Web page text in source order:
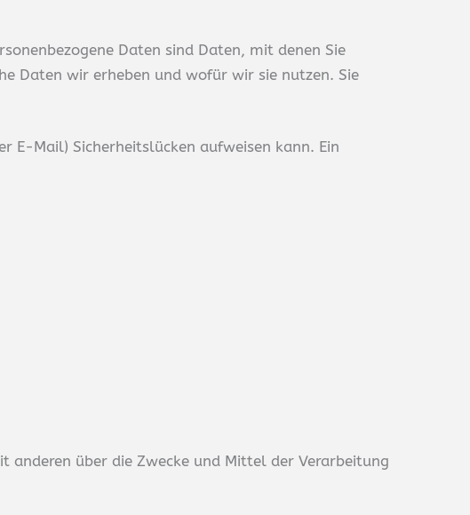
Daten sind Daten, mit denen Sie
Daten wir erheben und wofür wir sie nutzen. Sie
E-Mail) Sicherheitslücken aufweisen kann. Ein
über die Zwecke und Mittel der Verarbeitung